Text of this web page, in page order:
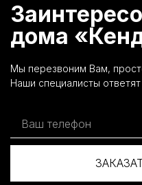
дома
Мы перезвоним Вам,
Наши специалисты